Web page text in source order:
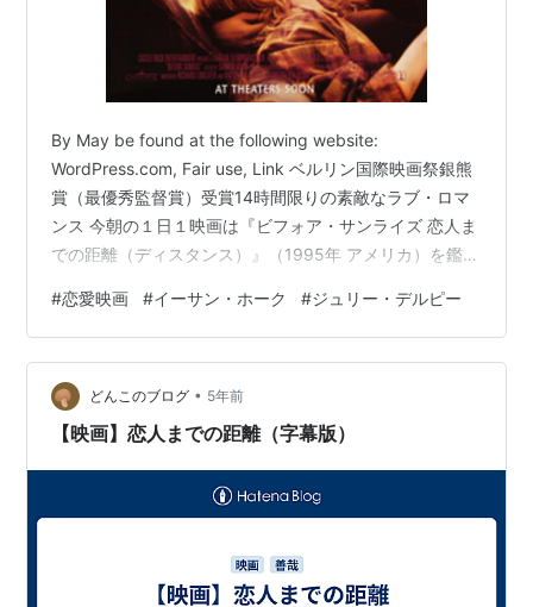
By May be found at the following website:
WordPress.com, Fair use, Link ベルリン国際映画祭銀熊
賞（最優秀監督賞）受賞14時間限りの素敵なラブ・ロマ
ンス 今朝の１日１映画は『ビフォア・サンライズ 恋人ま
での距離（ディスタンス）』（1995年 アメリカ）を鑑
ン・ホーク)と、フランス人女性(ジュリー・デルピー)。
意気投合した彼らはウィーンで途中下車し、14時間だけ
という約束で一緒に過ごすことにするが……。 リチャー
ド・リンクレイター監督が贈る、極上のラブ・ストーリ
ーです。 …
#恋愛映画 #イーサン・ホーク #ジュリー・デルピー
どんこのブログ • 5年前
【映画】恋人までの距離（字幕版）